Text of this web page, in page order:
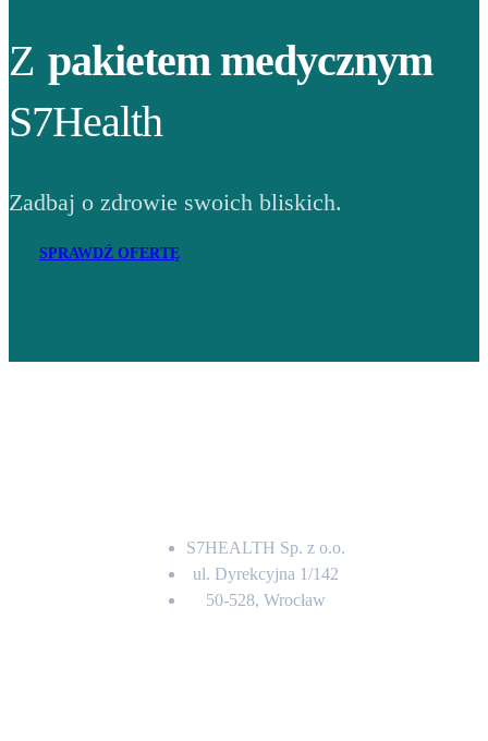
Z pakietem medycznym
S7Health
Zadbaj o zdrowie swoich bliskich.
SPRAWDŹ OFERTĘ
S7HEALTH Sp. z o.o.
ul. Dyrekcyjna 1/142
50-528, Wrocław